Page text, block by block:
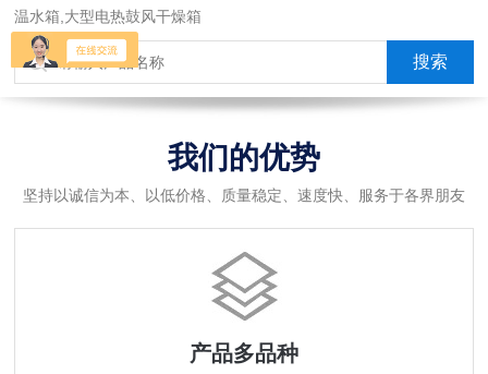
温水箱,大型电热鼓风干燥箱
我们的优势
坚持以诚信为本、以低价格、质量稳定、速度快、服务于各界朋友
产品多品种